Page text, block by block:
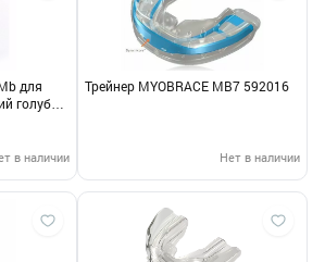
для
голубой
в наличии
Трейнер MYOBRACE МВ7 592016
Нет в наличии